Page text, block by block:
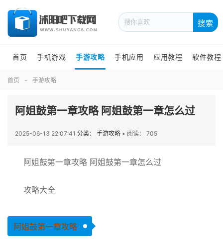
搜索
首页 手机游戏 手游攻略 手机应用 应用教程 软件教程
首页 手游攻略
阿姐鼓第一章攻略 阿姐鼓第一章怎么过
2025-06-13 22:07:41 分类： 手游攻略 • 阅读： 705
阿姐鼓第一章攻略 阿姐鼓第一章怎么过
攻略大全
阿姐鼓第一章攻略